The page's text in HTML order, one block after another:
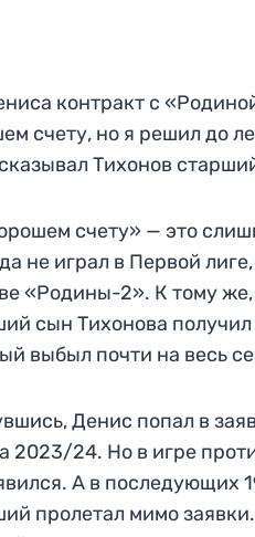
контракт с
счету, но я решил до
Тихонов
счету» — это
не играл в Первой
«Родины-2». К тому
сын Тихонова
выбыл почти на весь
Денис попал в
2023/24. Но в игре
А в последующих
пролетал мимо